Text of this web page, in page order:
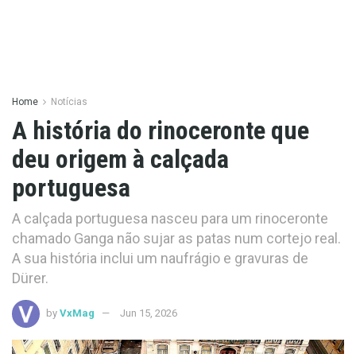
Home Notícias
A história do rinoceronte que
deu origem à calçada
portuguesa
A calçada portuguesa nasceu para um rinoceronte
chamado Ganga não sujar as patas num cortejo real.
A sua história inclui um naufrágio e gravuras de
Dürer.
by VxMag Jun 15, 2026